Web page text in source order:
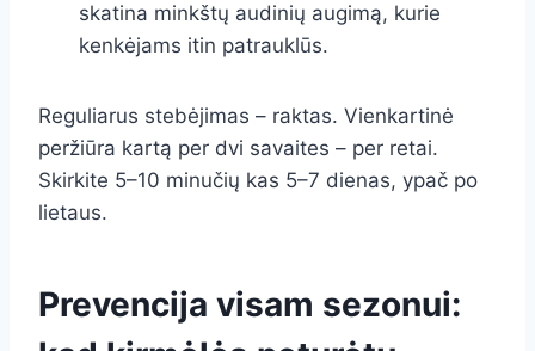
skatina minkštų audinių augimą, kurie
kenkėjams itin patrauklūs.
Reguliarus stebėjimas – raktas. Vienkartinė
peržiūra kartą per dvi savaites – per retai.
Skirkite 5–10 minučių kas 5–7 dienas, ypač po
lietaus.
Prevencija visam sezonui: